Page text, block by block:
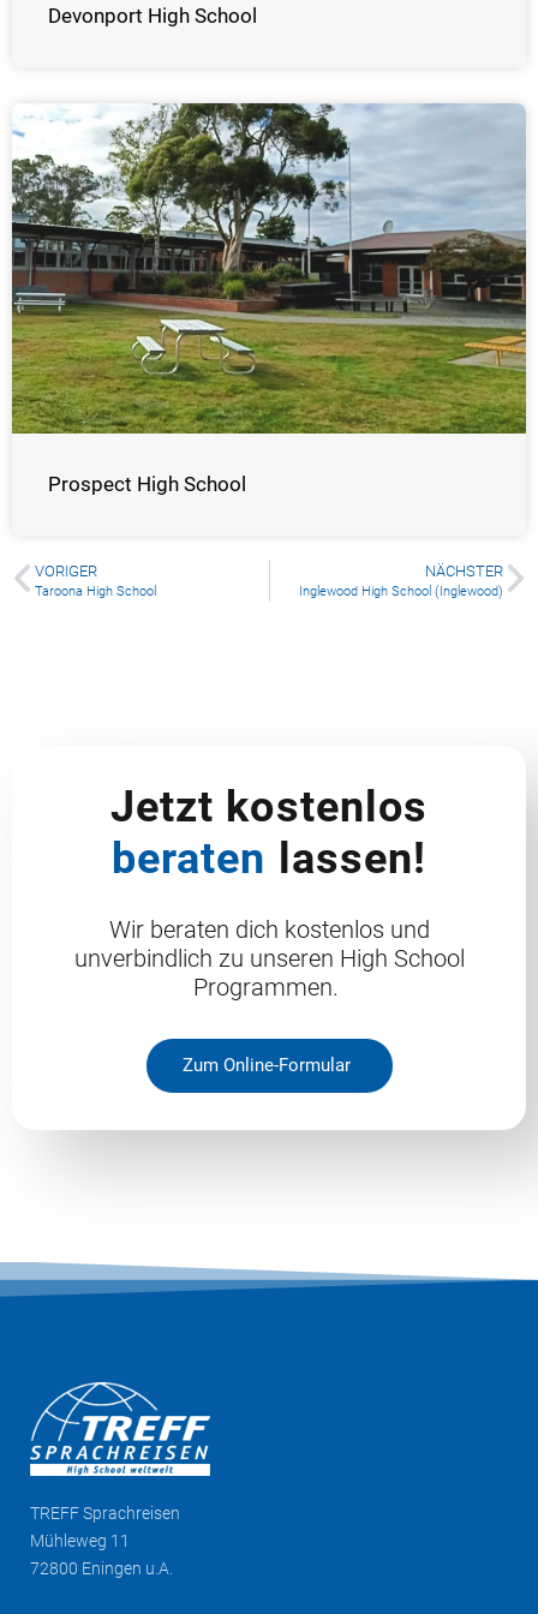
Devonport High School
Prospect High School
VORIGER
Taroona High School
NÄCHSTER
Inglewood High School (Inglewood)
Jetzt kostenlos
beraten lassen!
Wir beraten dich kostenlos und
unverbindlich zu unseren High School
Programmen.
Zum Online-Formular
TREFFSprachreisen
Mühleweg 11
72800 Eningen u.A.